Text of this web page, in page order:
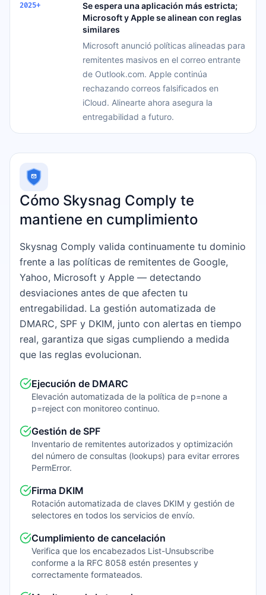
2025+
Se espera una aplicación más estricta;
Microsoft y Apple se alinean con reglas
similares
Microsoft anunció políticas alineadas para
remitentes masivos en el correo entrante
de Outlook.com. Apple continúa
rechazando correos falsificados en
iCloud. Alinearte ahora asegura la
entregabilidad a futuro.
Cómo Skysnag Comply te
mantiene en cumplimiento
Skysnag Comply valida continuamente tu dominio
frente a las políticas de remitentes de Google,
Yahoo, Microsoft y Apple — detectando
desviaciones antes de que afecten tu
entregabilidad. La gestión automatizada de
DMARC, SPF y DKIM, junto con alertas en tiempo
real, garantiza que sigas cumpliendo a medida
que las reglas evolucionan.
Ejecución de DMARC
Elevación automatizada de la política de p=none a
p=reject con monitoreo continuo.
Gestión de SPF
Inventario de remitentes autorizados y optimización
del número de consultas (lookups) para evitar errores
PermError.
Firma DKIM
Rotación automatizada de claves DKIM y gestión de
selectores en todos los servicios de envío.
Cumplimiento de cancelación
Verifica que los encabezados List-Unsubscribe
conforme a la RFC 8058 estén presentes y
correctamente formateados.